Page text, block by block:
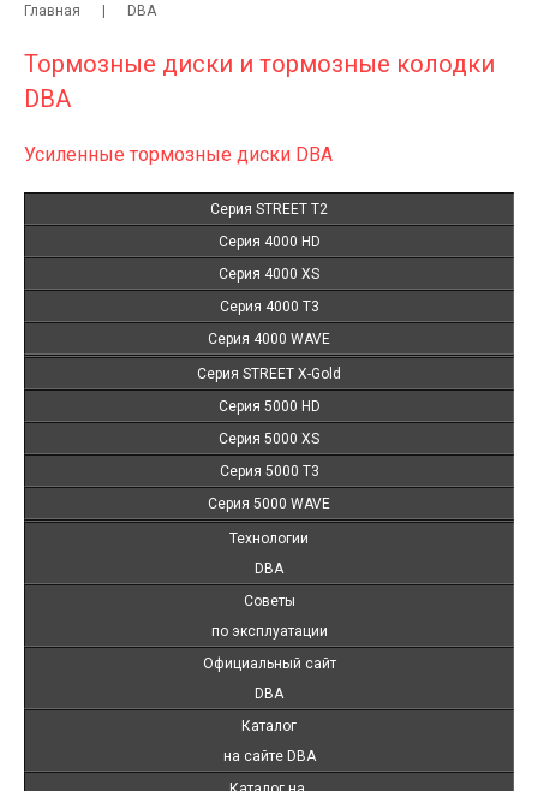
Главная | DBA
Тормозные диски и тормозные колодки
DBA
Усиленные тормозные диски DBA
Серия STREET T2
Серия 4000 HD
Серия 4000 XS
Серия 4000 T3
Серия 4000 WAVE
Серия STREET X-Gold
Серия 5000 HD
Серия 5000 XS
Серия 5000 T3
Серия 5000 WAVE
Технологии
DBA
Советы
по эксплуатации
Официальный сайт
DBA
Каталог
на сайте DBA